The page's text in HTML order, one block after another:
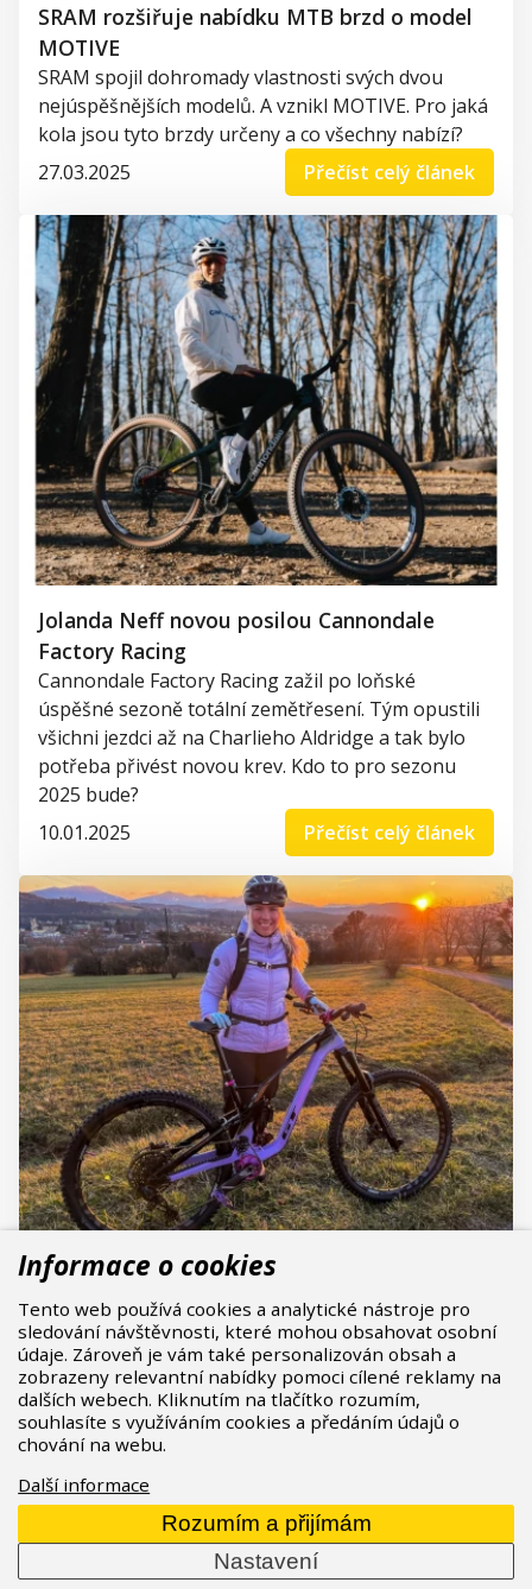
SRAM rozšiřuje nabídku MTB brzd o model
MOTIVE
SRAM spojil dohromady vlastnosti svých dvou
nejúspěšnějších modelů. A vznikl MOTIVE. Pro jaká
kola jsou tyto brzdy určeny a co všechny nabízí?
27.03.2025
Přečíst celý článek
Jolanda Neff novou posilou Cannondale
Factory Racing
Cannondale Factory Racing zažil po loňské
úspěšné sezoně totální zemětřesení. Tým opustili
všichni jezdci až na Charlieho Aldridge a tak bylo
potřeba přivést novou krev. Kdo to pro sezonu
2025 bude?
10.01.2025
Přečíst celý článek
Proč si Gabča Dostálová vybrala pro 2025
Force?
V roce 2025 rozšíří řady GT Bicycles ambasadorů
Gabča Dostálová, která tak bude druhou do party
ke Kristýně Havlické. Gabču můžete potkat
především na Rychlebských Stezkách, které má
jako takový svůj domácí rajón. Dříve sedlala trailový
model Sensor, od příštího roku ji potkáte na
levandulovém modelu Force. Proč se rozhodla pro
větší kolo a jak si ho poladila?
13.12.2024
Přečíst celý článek
Informace o cookies
Tento web používá cookies a analytické nástroje pro
sledování návštěvnosti, které mohou obsahovat osobní
údaje. Zároveň je vám také personalizován obsah a
zobrazeny relevantní nabídky pomoci cílené reklamy na
dalších webech. Kliknutím na tlačítko rozumím,
souhlasíte s využíváním cookies a předáním údajů o
chování na webu.
Další informace
Rozumím a přijímám
Nastavení